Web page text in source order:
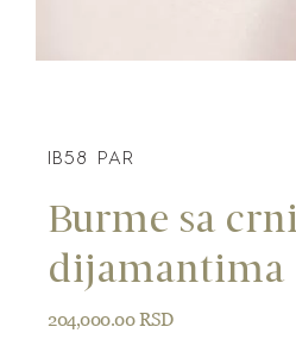
IB58 PAR
Burme sa
dijamantima
204,000.00RSD